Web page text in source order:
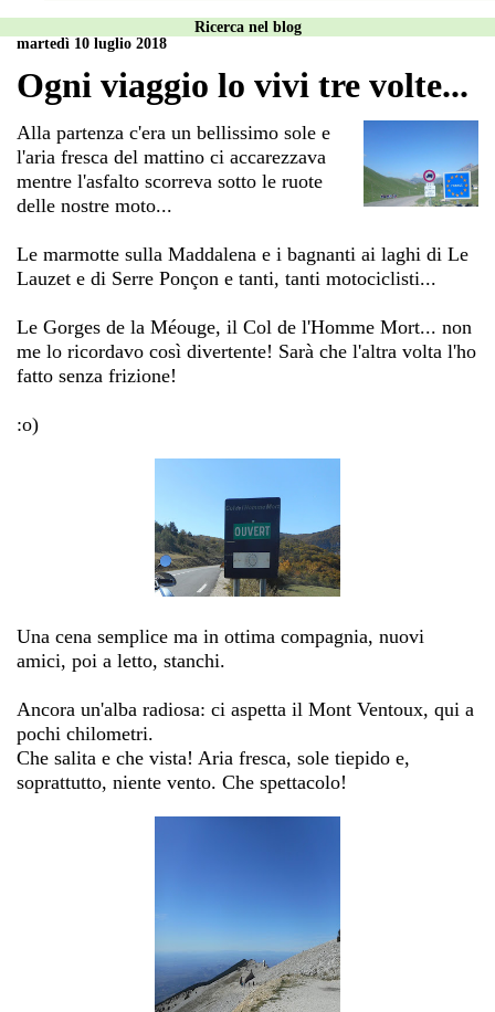
Ricerca nel blog
martedì 10 luglio 2018
Ogni viaggio lo vivi tre volte...
Alla partenza c'era un bellissimo sole e
l'aria fresca del mattino ci accarezzava
mentre l'asfalto scorreva sotto le ruote
delle nostre moto...
Le marmotte sulla Maddalena e i bagnanti ai laghi di Le
Lauzet e di Serre Ponçon e tanti, tanti motociclisti...
Le Gorges de la Méouge, il Col de l'Homme Mort... non
me lo ricordavo così divertente! Sarà che l'altra volta l'ho
fatto senza frizione!
:o)
Una cena semplice ma in ottima compagnia, nuovi
amici, poi a letto, stanchi.
Ancora un'alba radiosa: ci aspetta il Mont Ventoux, qui a
pochi chilometri.
Che salita e che vista! Aria fresca, sole tiepido e,
soprattutto, niente vento. Che spettacolo!